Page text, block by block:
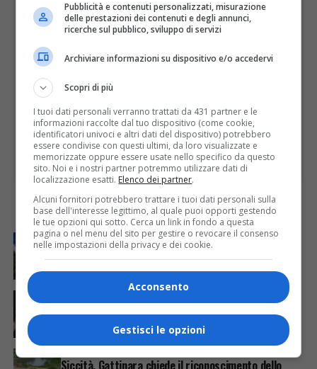
I PIÙ
ATTUALITÀ 6 giorni fa
Attivato il servizio di Guardia medica turistica ad
Alagna
Sabato 8 agosto in piazza a Varallo Gran Galà Lirico
Siccità, Gattinara chiede il riconoscimento dello
Pubblicità e contenuti personalizzati, misurazione
delle prestazioni dei contenuti e degli annunci,
ricerche sul pubblico, sviluppo di servizi
Archiviare informazioni su dispositivo e/o accedervi
Scopri di più
I tuoi dati personali verranno trattati da 431 partner e le
informazioni raccolte dal tuo dispositivo (come cookie,
identificatori univoci e altri dati del dispositivo) potrebbero
essere condivise con questi ultimi, da loro visualizzate e
memorizzate oppure essere usate nello specifico da questo
sito. Noi e i nostri partner potremmo utilizzare dati di
localizzazione esatti. Elenco dei partner.
Alcuni fornitori potrebbero trattare i tuoi dati personali sulla
base dell'interesse legittimo, al quale puoi opporti gestendo
le tue opzioni qui sotto. Cerca un link in fondo a questa
pagina o nel menu del sito per gestire o revocare il consenso
nelle impostazioni della privacy e dei cookie.
Acconsento
Gestisci le opzioni